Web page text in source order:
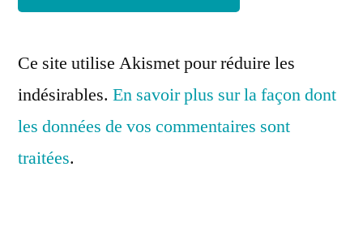
Ce site utilise Akismet pour réduire les
indésirables. En savoir plus sur la façon dont
les données de vos commentaires sont
traitées.